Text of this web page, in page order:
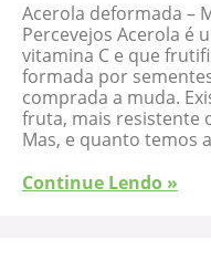
Acerola deformada –
Percevejos Acerola é
vitamina C e que
formada por
comprada a muda.
fruta, mais resistente
Mas, e quanto temos
Continue Lendo »